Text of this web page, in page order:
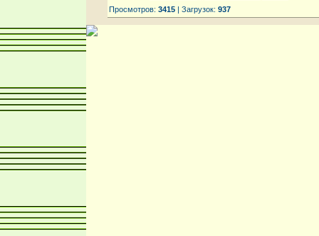
Просмотров: 3415 | Загрузок: 937